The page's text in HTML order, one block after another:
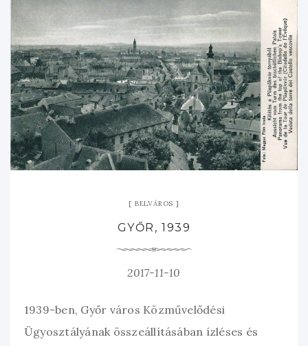
BELVÁROS
GYŐR, 1939
2017-11-10
1939-ben, Győr város Közművelődési
Ügyosztályának összeállításában ízléses és